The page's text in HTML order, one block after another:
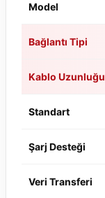
Model
Bağlantı Tipi
Kablo Uzunluğu
Standart
Şarj Desteği
Veri Transferi